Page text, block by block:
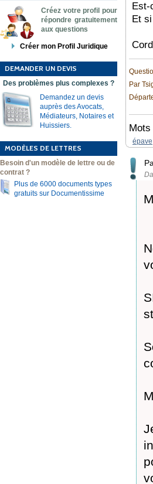
Créez votre profil pour
répondre gratuitement
aux questions
Créer mon Profil Juridique
DEMANDER UN DEVIS
Des problèmes plus complexes ?
Demandez un devis
auprès des Avocats,
Médiateurs, Notaires et
Huissiers.
MODÈLES DE LETTRES
Besoin d'un modèle de lettre ou de
contrat ?
Plus de 6000 documents types
gratuits sur Documentissime
Est-
Et
Par
épave